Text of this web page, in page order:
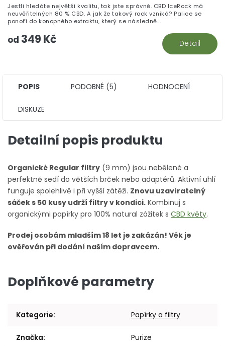
od 349 Kč Detail
Jestli hledáte největší kvalitu, tak jste správně. CBD IceRock má
neuvěřitelných 80 % CBD. A jak že takový rock vzniká? Palice se
ponoří do konopného extraktu, který se následně...
POPIS PODOBNÉ (5) HODNOCENÍ
DISKUZE
Detailní popis produktu
Organické Regular filtry (9 mm) jsou nebělené a
perfektně sedí do větších brček nebo adaptérů. Aktivní uhlí
funguje spolehlivě i při vyšší zátěži. Znovu uzavíratelný
sáček s 50 kusy udrží filtry v kondici. Kombinuj s
organickými papírky pro 100% natural zážitek s CBD květy.
Prodej osobám mladším 18 let je zakázán! Věk je
ověřován při dodání naším dopravcem.
Doplňkové parametry
Kategorie: Papírky a filtry
Značka: Purize